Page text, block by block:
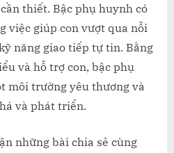
thiết. Bậc phụ huynh có
việc giúp con vượt qua nỗi
năng giao tiếp tự tin. Bằng
và hỗ trợ con, bậc phụ
môi trường yêu thương và
và phát triển.
những bài chia sẻ cùng